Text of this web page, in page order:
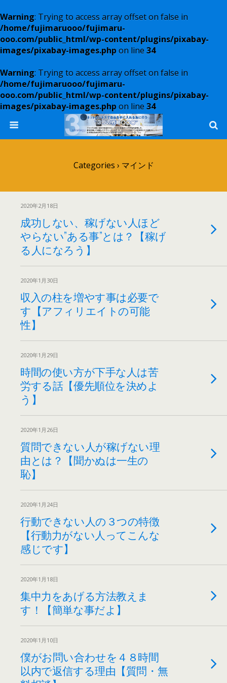
Warning: Trying to access array offset on false in
/home/fujimaruooo/fujimaru-
ooo.com/public_html/wp-content/plugins/pixabay-
images/pixabay-images.php on line 34
Warning: Trying to access array offset on false in
/home/fujimaruooo/fujimaru-
ooo.com/public_html/wp-content/plugins/pixabay-
images/pixabay-images.php on line 34
Categories › マインド
2020年2月18日
成功しない、稼げない人ほど
やらない”ある事”とは？【稼げ
る人になろう】
2020年1月30日
収入の柱を増やす事は必要で
す【アフィリエイトの可能
性】
2020年1月29日
時間の使い方が下手な人は苦
労する話【優先順位を決めよ
う】
2020年1月26日
質問できない人が稼げない理
由とは？【聞かぬは一生の
恥】
2020年1月24日
行動できない人の３つの特徴
【行動力がない人ってこんな
感じです】
2020年1月18日
集中力をあげる方法教えま
す！【簡単な事だよ】
2020年1月10日
僕がお問い合わせを４８時間
以内で返信する理由【質問・無